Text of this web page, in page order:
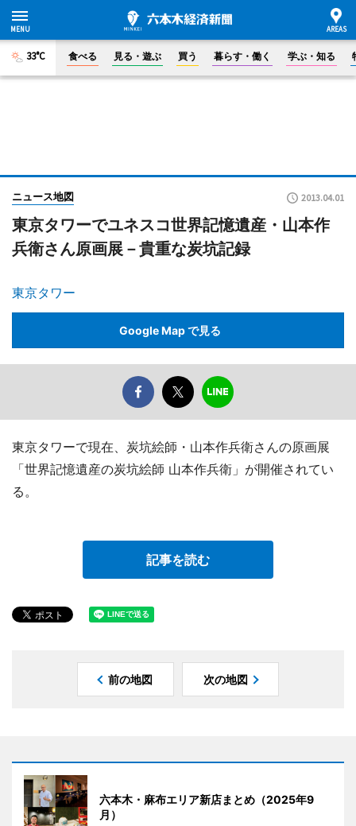
33°C 食べる 見る・遊ぶ 買う 暮らす・働く 学ぶ・知る
ニュース地図 2013.04.01
東京タワーでユネスコ世界記憶遺産・山本作
兵衛さん原画展－貴重な炭坑記録
東京タワー
Google Map で見る
東京タワーで現在、炭坑絵師・山本作兵衛さんの原画展
「世界記憶遺産の炭坑絵師 山本作兵衛」が開催されてい
る。
記事を読む
前の地図 次の地図
六本木・麻布エリア新店まとめ（2025年9
月）